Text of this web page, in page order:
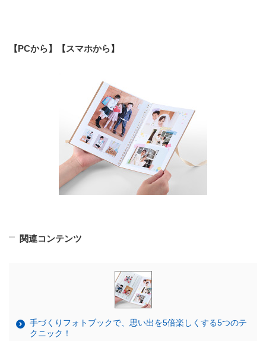
【PCから】【スマホから】
関連コンテンツ
手づくりフォトブックで、思い出を5倍楽しくする5つのテ
クニック！